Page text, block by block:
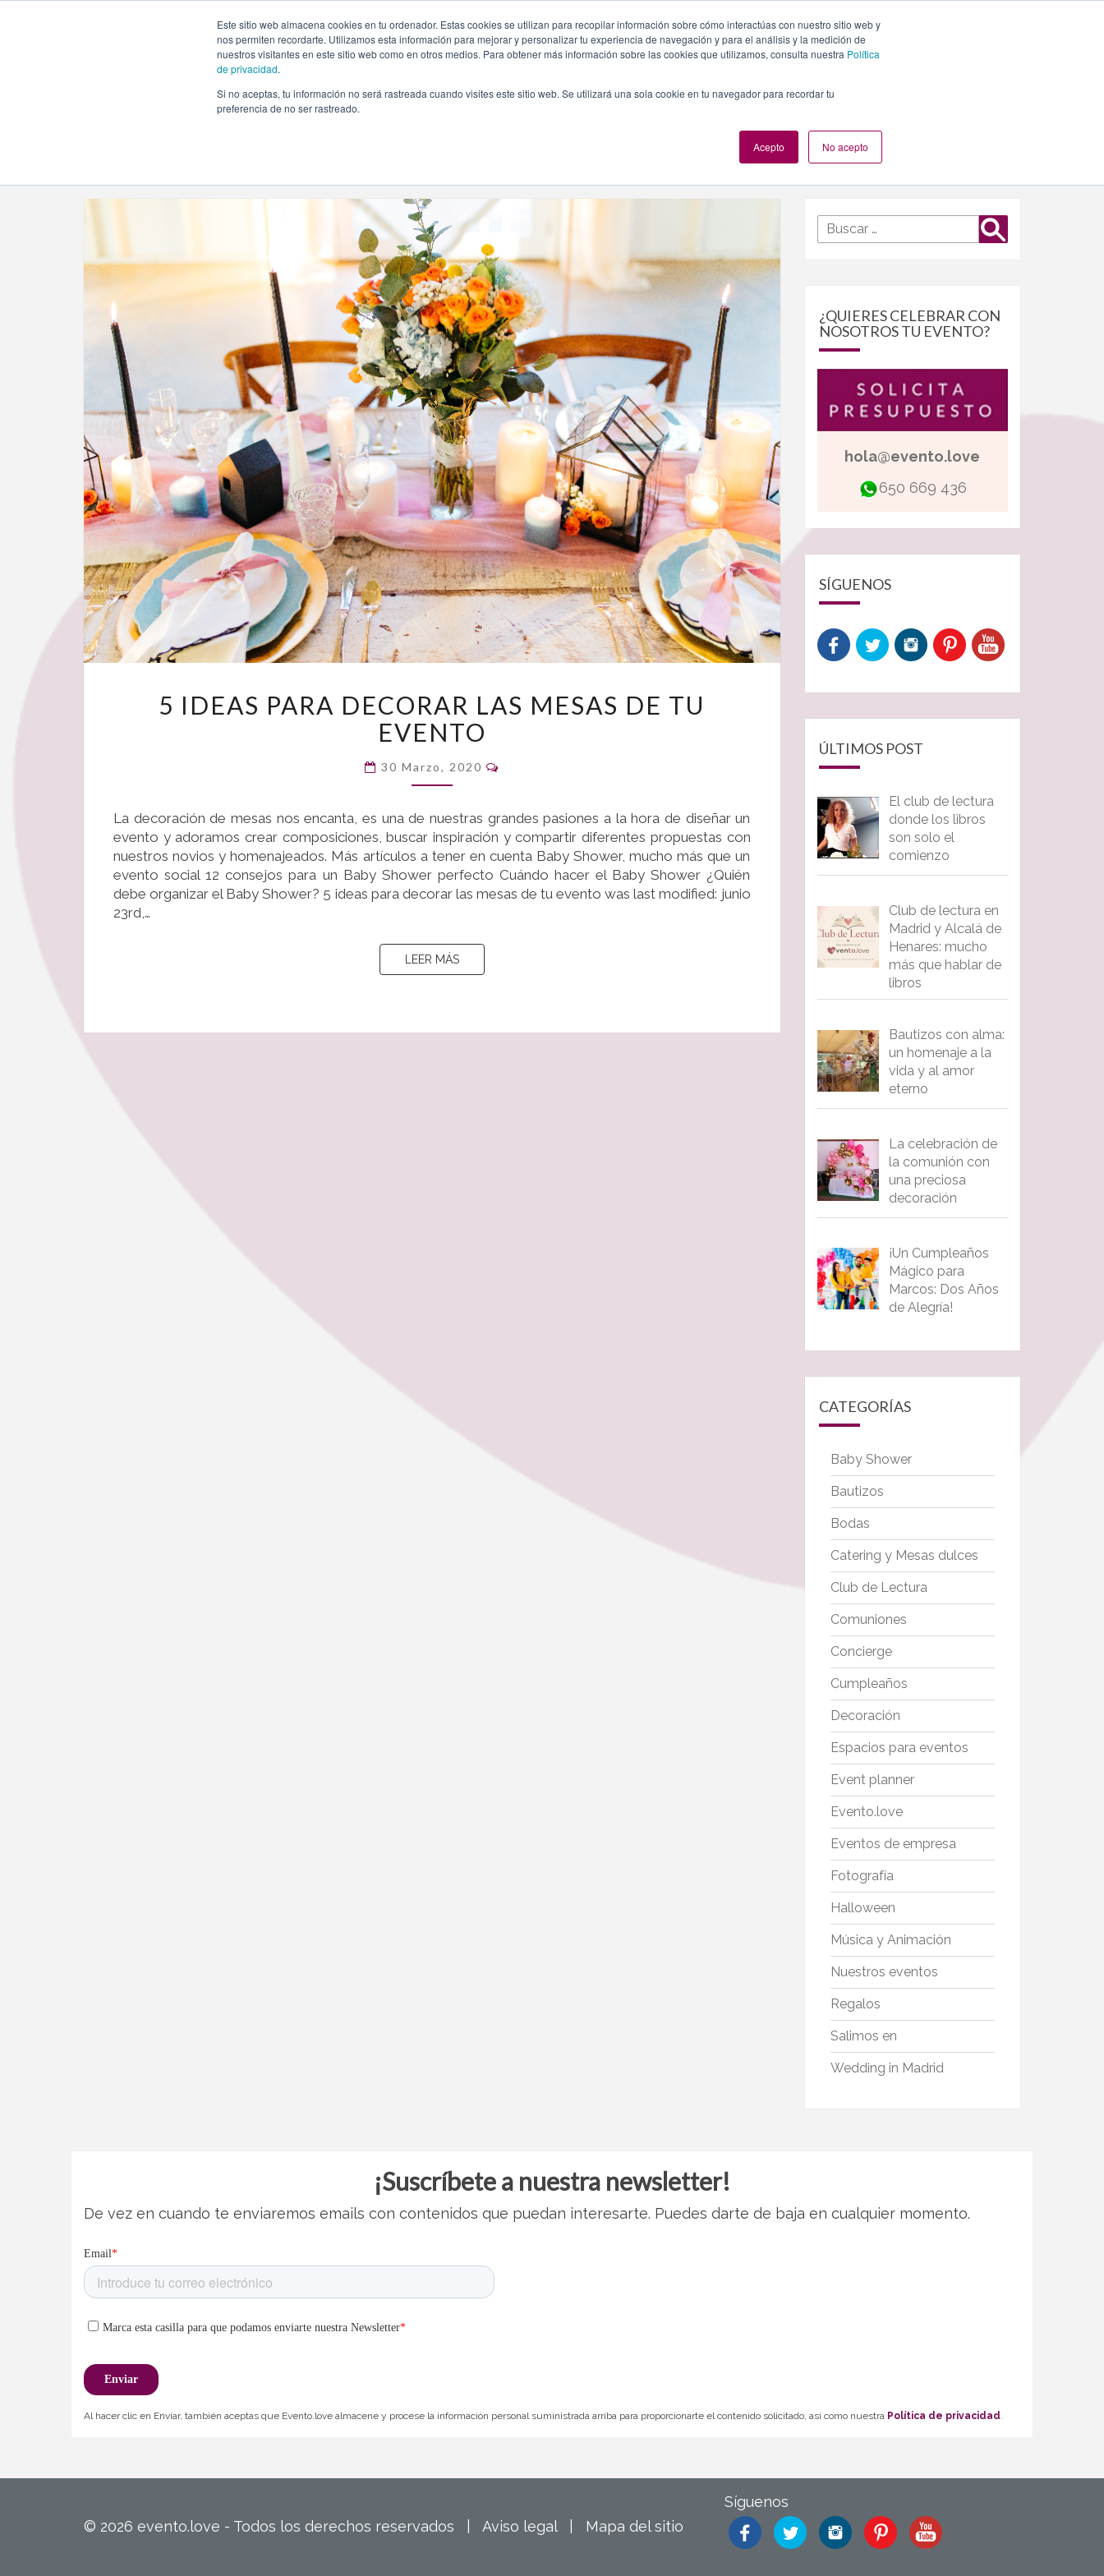
Este sitio web almacena cookies en tu ordenador. Estas cookies se utilizan para recopilar información sobre cómo interactúas con nuestro sitio web y
nos permiten recordarte. Utilizamos esta información para mejorar y personalizar tu experiencia de navegación y para el análisis y la medición de
nuestros visitantes en este sitio web como en otros medios. Para obtener más información sobre las cookies que utilizamos, consulta nuestra Política
de privacidad.
Si no aceptas, tu información no será rastreada cuando visites este sitio web. Se utilizará una sola cookie en tu navegador para recordar tu
preferencia de no ser rastreado.
Acepto No acepto
INICIO QUIÉNES SOMOS TE OFRECEMOS PLANES NUESTROS EVENTOS
decorar las mesas
IDEAS
PARA
DECORAR
LAS
MESAS
TU
EVENTO
5 IDEAS PARA DECORAR LAS MESAS DE TU
EVENTO
30 Marzo, 2020
La decoración de mesas nos encanta, es una de nuestras grandes pasiones a la hora de diseñar un
evento y adoramos crear composiciones, buscar inspiración y compartir diferentes propuestas con
nuestros novios y homenajeados. Más artículos a tener en cuenta Baby Shower, mucho más que un
evento social 12 consejos para un Baby Shower perfecto Cuándo hacer el Baby Shower ¿Quién
debe organizar el Baby Shower? 5 ideas para decorar las mesas de tu evento was last modified: junio
23rd,…
LEER MÁSLEER MÁS
Buscar
por:
Buscar
¿QUIERES CELEBRAR CON
NOSOTROS TU EVENTO?
hola@evento.love
650 669 436
SÍGUENOS
ÚLTIMOS POST
El club de lectura
donde los libros
son solo el
comienzo
Club de lectura en
Madrid y Alcalá de
Henares: mucho
más que hablar de
libros
Bautizos con alma:
un homenaje a la
vida y al amor
eterno
La celebración de
la comunión con
una preciosa
decoración
¡Un Cumpleaños
Mágico para
Marcos: Dos Años
de Alegría!
CATEGORÍAS
Baby Shower
Bautizos
Bodas
Catering y Mesas dulces
Club de Lectura
Comuniones
Concierge
Cumpleaños
Decoración
Espacios para eventos
Event planner
Evento.love
Eventos de empresa
Fotografía
Halloween
Música y Animación
Nuestros eventos
Regalos
Salimos en
Wedding in Madrid
¡Suscríbete a nuestra newsletter!
De vez en cuando te enviaremos emails con contenidos que puedan interesarte. Puedes darte de baja en cualquier momento.
Al hacer clic en Enviar, también aceptas que Evento.love almacene y procese la información personal suministrada arriba para proporcionarte el contenido solicitado, así como nuestra Política de privacidad.
© 2026 evento.love - Todos los derechos reservados | Aviso legal| Mapa del sitio
Síguenos